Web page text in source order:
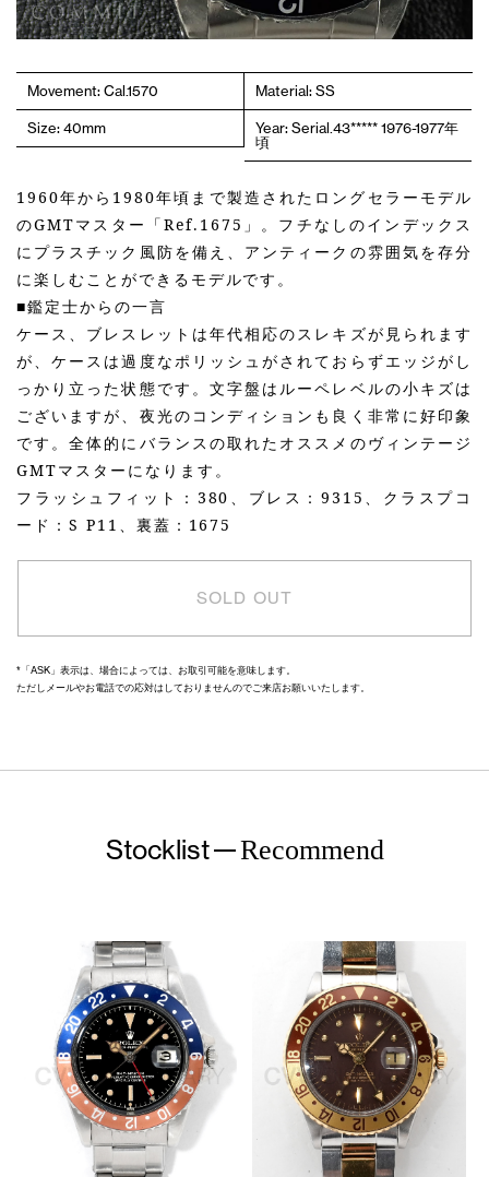
Movement: Cal.1570 Material: SS
Size: 40mm
Year: Serial.43***** 1976-1977年
頃
1960年から1980年頃まで製造されたロングセラーモデル
のGMTマスター「Ref.1675」。フチなしのインデックス
にプラスチック風防を備え、アンティークの雰囲気を存分
に楽しむことができるモデルです。
■鑑定士からの一言
ケース、ブレスレットは年代相応のスレキズが見られます
が、ケースは過度なポリッシュがされておらずエッジがし
っかり立った状態です。文字盤はルーペレベルの小キズは
ございますが、夜光のコンディションも良く非常に好印象
です。全体的にバランスの取れたオススメのヴィンテージ
GMTマスターになります。
フラッシュフィット：380、ブレス：9315、クラスプコ
ード：S P11、裏蓋：1675
SOLD OUT
*「ASK」表示は、場合によっては、お取引可能を意味します。
ただしメールやお電話での応対はしておりませんのでご来店お願いいたします。
Stocklist Recommend